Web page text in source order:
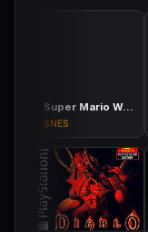
Super Mario World
SNES